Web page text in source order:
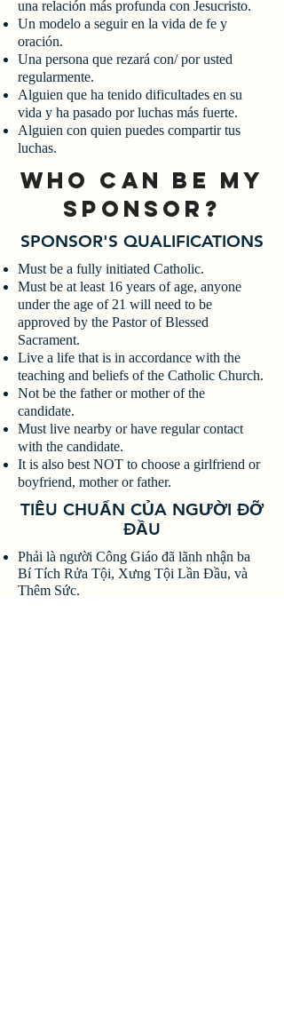
una relación más profunda con Jesucristo.
Un modelo a seguir en la vida de fe y
oración.
Una persona que rezará con/ por usted
regularmente.
Alguien que ha tenido dificultades en su
vida y ha pasado por luchas más fuerte.
Alguien con quien puedes compartir tus
luchas.
WHO CAN BE MY
SPONSOR?
SPONSOR'S QUALIFICATIONS
Must be a fully initiated Catholic.​​
Must be at least 16 years of age, anyone
under the age of 21 will need to be
approved by the Pastor of Blessed
Sacrament.
Live a life that is in accordance with the
teaching and beliefs of the Catholic Church.
Not be the father or mother of the
candidate.
Must live nearby or have regular contact
with the candidate.
It is also best NOT to choose a girlfriend or
boyfriend, mother or father.
TIÊU CHUẨN CỦA NGƯỜI ĐỠ
ĐẦU
Phải là người Công Giáo đã lãnh nhận ba
Bí Tích Rửa Tội, Xưng Tội Lần Đầu, và
Thêm Sức.